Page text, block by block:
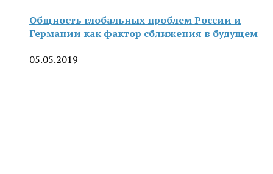
Общность глобальных проблем России и
Германии как фактор сближения в будущем
05.05.2019